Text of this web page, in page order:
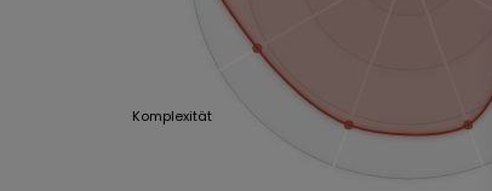
Komplexität